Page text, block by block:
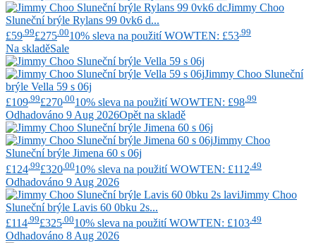
Jimmy Choo
Sluneční brýle Rylans 99 0vk6 d...
£59 .99£275 .0010% sleva na použití WOWTEN: £53 .99
Na skladěSale
Jimmy Choo Sluneční
brýle Vella 59 s 06j
£109.99£270.0010% sleva na použití WOWTEN: £98.99
Odhadováno 9 Aug 2026Opět na skladě
Jimmy Choo
Sluneční brýle Jimena 60 s 06j
£124 .99£320 .0010% sleva na použití WOWTEN: £112 .49
Odhadováno 9 Aug 2026
Jimmy Choo
Sluneční brýle Lavis 60 0bku 2s...
£114 .99£325 .0010% sleva na použití WOWTEN: £103 .49
Odhadováno 8 Aug 2026